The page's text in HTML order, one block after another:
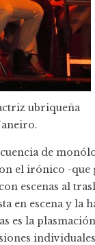
ubriqueña
de
el irónico -que
escenas al
en escena y la
es la